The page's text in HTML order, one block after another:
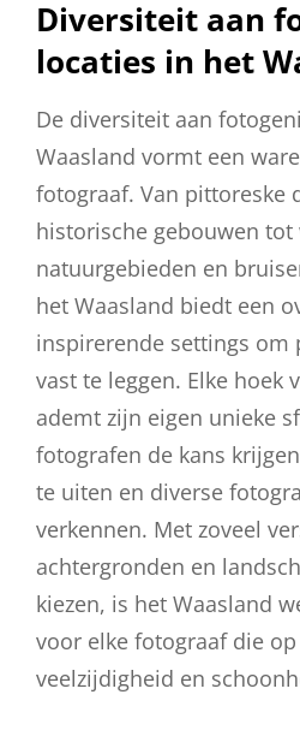
Diversiteit aan
locaties in het
De diversiteit aan
Waasland vormt een
fotograaf. Van pittoreske
historische gebouwen tot
natuurgebieden en
het Waasland biedt een
inspirerende settings om
vast te leggen. Elke hoek
ademt zijn eigen unieke
fotografen de kans
te uiten en diverse
verkennen. Met zoveel
achtergronden en
kiezen, is het Waasland
voor elke fotograaf die
veelzijdigheid en